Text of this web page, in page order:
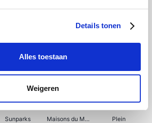
Details tonen
Alles toestaan
Weigeren
Bergfreunde Pazzox Smartwatchbanden
Sunparks Maisons du Monde Plein